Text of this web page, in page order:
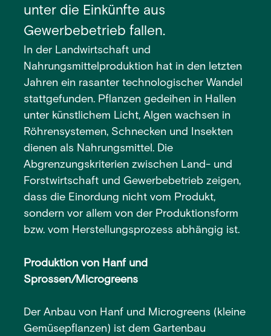
unter die Einkünfte aus
Gewerbebetrieb fallen.
In der Landwirtschaft und
Nahrungsmittelproduktion hat in den letzten
Jahren ein rasanter technologischer Wandel
stattgefunden. Pflanzen gedeihen in Hallen
unter künstlichem Licht, Algen wachsen in
Röhrensystemen, Schnecken und Insekten
dienen als Nahrungsmittel. Die
Abgrenzungskriterien zwischen Land- und
Forstwirtschaft und Gewerbebetrieb zeigen,
dass die Einordung nicht vom Produkt,
sondern vor allem von der Produktionsform
bzw. vom Herstellungsprozess abhängig ist.
Produktion von Hanf und
Sprossen/Microgreens
Der Anbau von Hanf und Microgreens (kleine
Gemüsepflanzen) ist dem Gartenbau